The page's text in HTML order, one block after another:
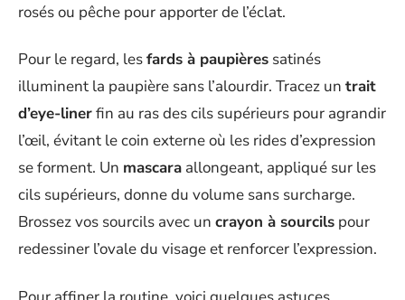
rosés ou pêche pour apporter de l’éclat.
Pour le regard, lesfards à paupières satinés
illuminent la paupière sans l’alourdir. Tracez un trait
d’eye-linerfin au ras des cils supérieurs pour agrandir
l’œil, évitant le coin externe où les rides d’expression
se forment. Un mascara allongeant, appliqué sur les
cils supérieurs, donne du volume sans surcharge.
Brossez vos sourcils avec un crayon à sourcils pour
redessiner l’ovale du visage et renforcer l’expression.